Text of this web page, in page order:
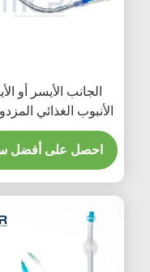
الجانب الأيسر أو
الأنبوب الغذائي
قناة الفيديو
احصل على أفضل